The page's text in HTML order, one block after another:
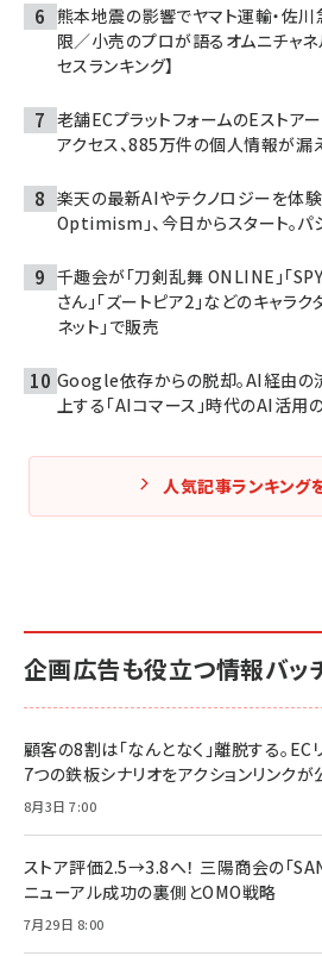
熊本地震の影響でヤマト運輸・佐
限／小売のプロが語るオムニチャネ
セスランキング】
老舗ECプラットフォームのEストアー
アクセス、885万件の個人情報が漏
楽天の最新AIやテクノロジーを体
Optimism」、今日からスタート。パ
千趣会が「刀剣乱舞 ONLINE」「
さん」「ズートピア2」などのキャラ
ネット」で販売
Google依存からの脱却。AI経由の
上する「AIコマース」時代のAI活用
人気記事ランキング
企画広告も役立つ情報バッ
顧客の8割は「なんとなく」離脱する。
7つの鉄板シナリオをアクションリンクが
8月3日 7:00
ストア評価2.5→3.8へ！ 三陽商会の「
ニューアル成功の裏側とOMO戦略
7月29日 8:00